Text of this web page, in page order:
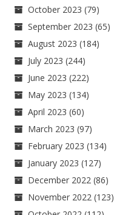
October 2023 (79)
September 2023 (65)
August 2023 (184)
July 2023 (244)
June 2023 (222)
May 2023 (134)
April 2023 (60)
March 2023 (97)
February 2023 (134)
January 2023 (127)
December 2022 (86)
November 2022 (123)